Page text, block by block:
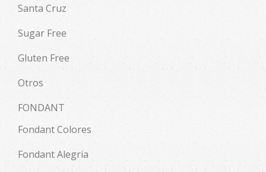
Santa Cruz
Sugar Free
Gluten Free
Otros
FONDANT
Fondant Colores
Fondant Alegria